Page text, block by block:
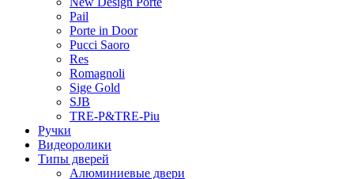
Pail
Porte in Door
Pucci Saoro
Res
Romagnoli
Sige Gold
SJB
TRE-P&TRE-Piu
Ручки
Видеоролики
Типы дверей
Алюминиевые двери